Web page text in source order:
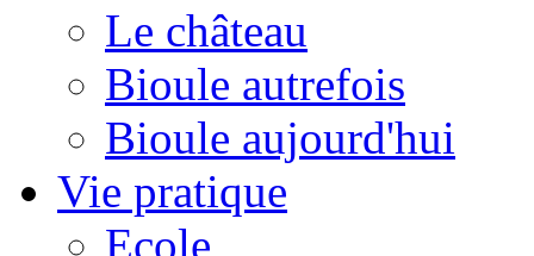
Le château
Bioule autrefois
Bioule aujourd'hui
Vie pratique
Ecole